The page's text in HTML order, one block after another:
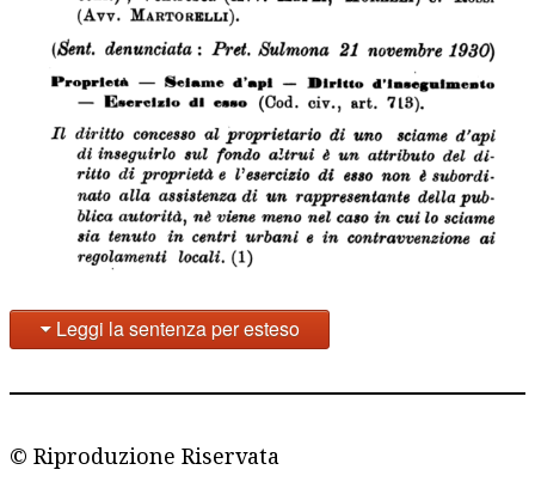
Leggi la sentenza per esteso
© Riproduzione Riservata